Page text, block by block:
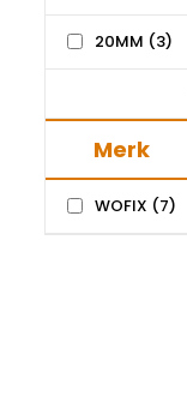
20MM (3)
Merk
WOFIX (7)